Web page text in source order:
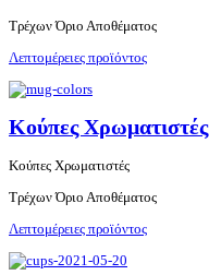
Τρέχων Όριο Αποθέματος
Λεπτομέρειες προϊόντος
Κούπες Χρωματιστές
Κούπες Χρωματιστές
Τρέχων Όριο Αποθέματος
Λεπτομέρειες προϊόντος